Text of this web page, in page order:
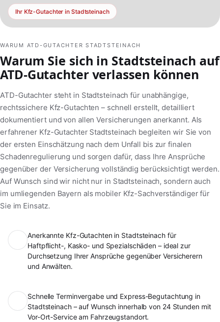
Ihr Kfz-Gutachter in Stadtsteinach
WARUM ATD-GUTACHTER STADTSTEINACH
Warum Sie sich in Stadtsteinach auf
ATD-Gutachter verlassen können
ATD-Gutachter steht in Stadtsteinach für unabhängige,
rechtssichere Kfz-Gutachten – schnell erstellt, detailliert
dokumentiert und von allen Versicherungen anerkannt. Als
erfahrener Kfz-Gutachter Stadtsteinach begleiten wir Sie von
der ersten Einschätzung nach dem Unfall bis zur finalen
Schadenregulierung und sorgen dafür, dass Ihre Ansprüche
gegenüber der Versicherung vollständig berücksichtigt werden.
Auf Wunsch sind wir nicht nur in Stadtsteinach, sondern auch
im umliegenden Bayern als mobiler Kfz-Sachverständiger für
Sie im Einsatz.
Anerkannte Kfz-Gutachten in Stadtsteinach für
Haftpflicht-, Kasko- und Spezialschäden – ideal zur
Durchsetzung Ihrer Ansprüche gegenüber Versicherern
und Anwälten.
Schnelle Terminvergabe und Express-Begutachtung in
Stadtsteinach – auf Wunsch innerhalb von 24 Stunden mit
Vor-Ort-Service am Fahrzeugstandort.